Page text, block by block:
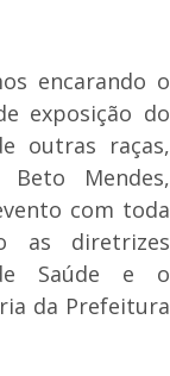
encarando o
exposição do
outras raças,
Mendes,
com toda
as diretrizes
Saúde e o
da Prefeitura